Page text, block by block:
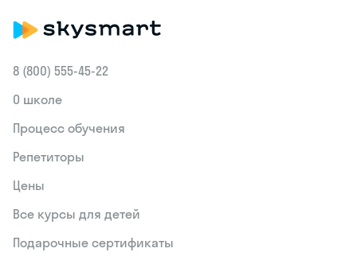
8 (800) 555‑45-22
О школе
Процесс обучения
Репетиторы
Цены
Все курсы для детей
Подарочные сертификаты